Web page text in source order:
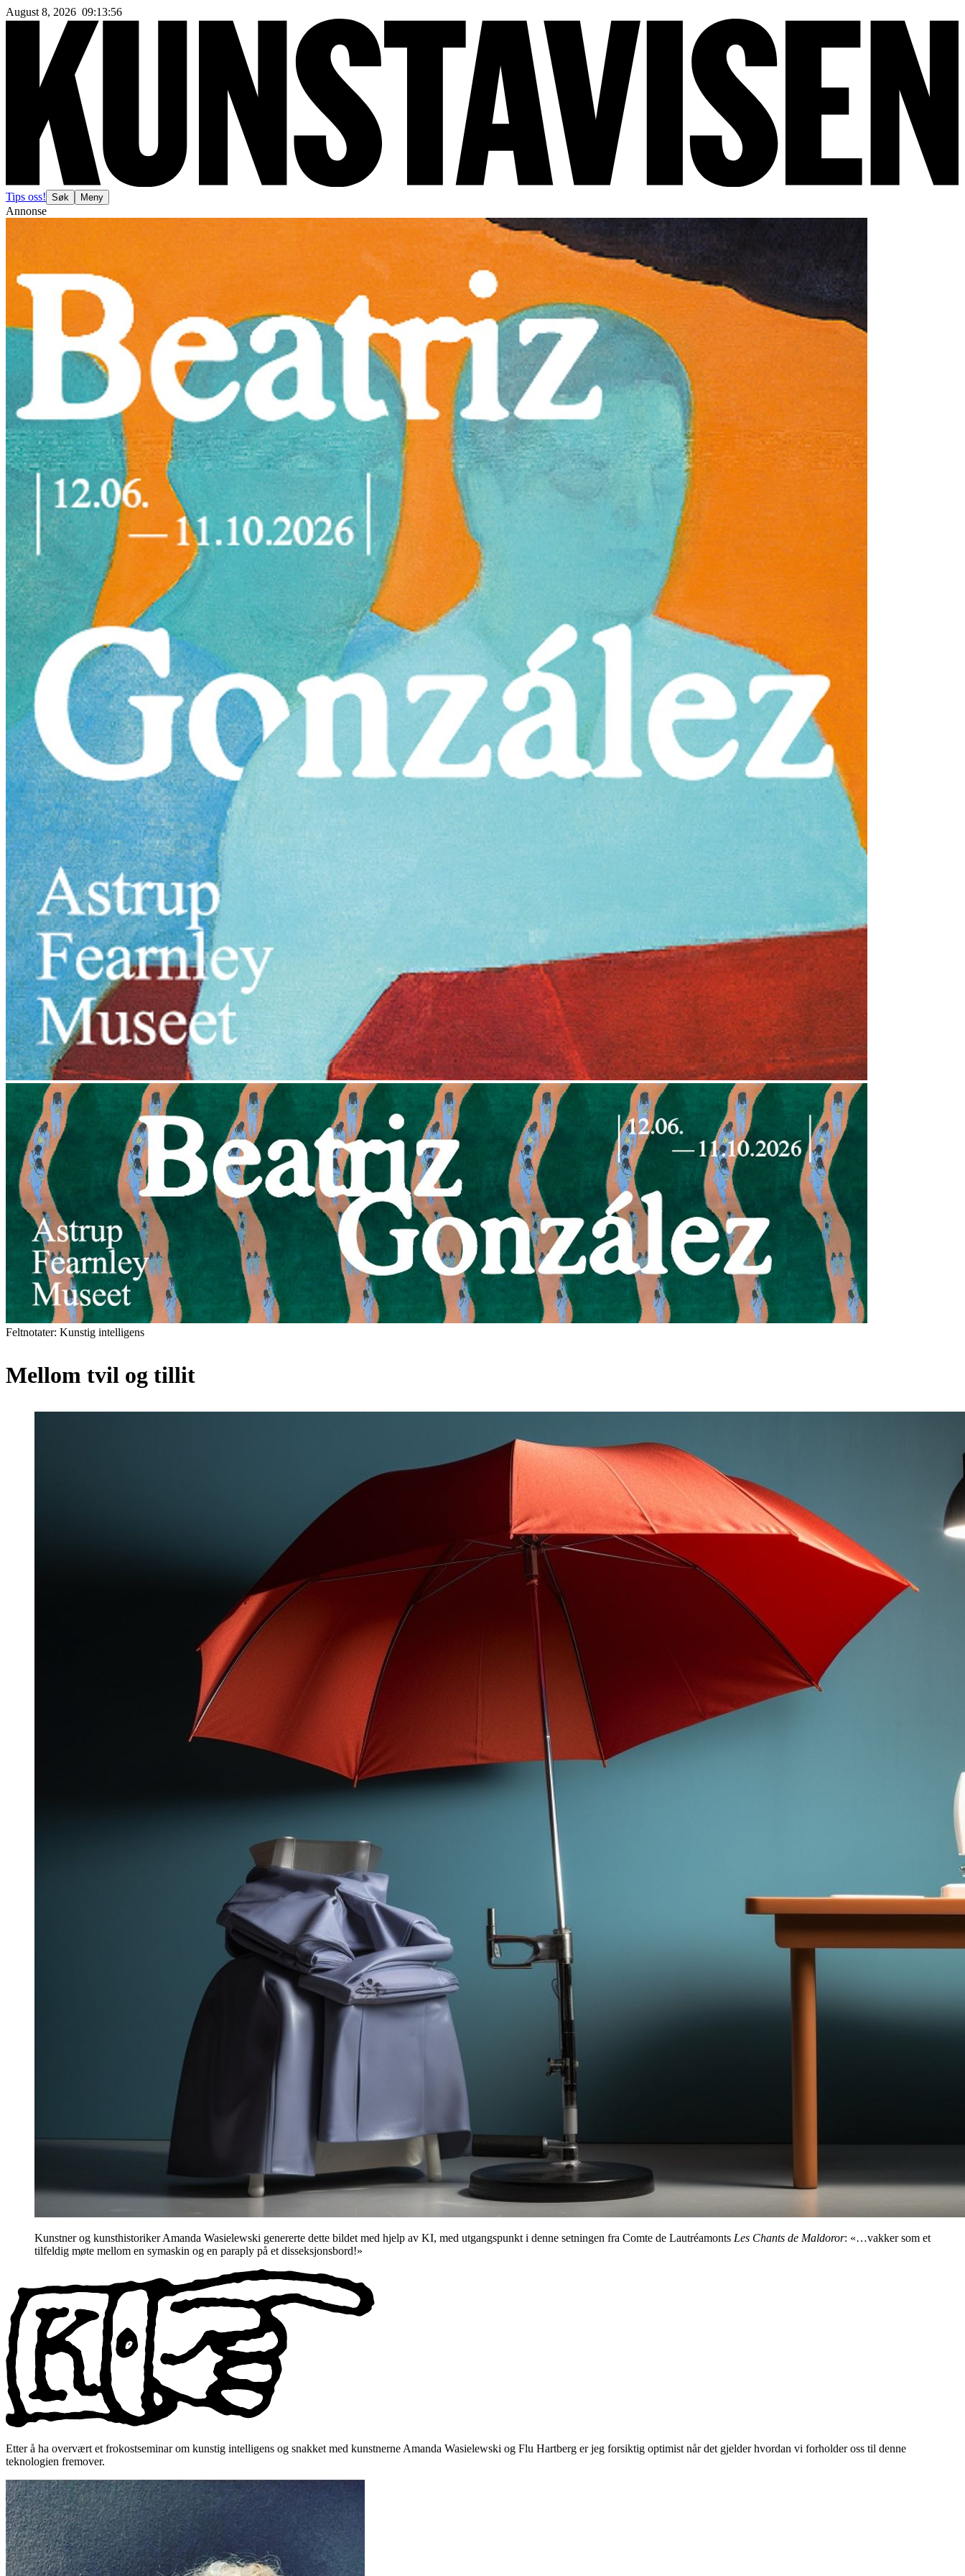
August 8, 2026 09:13:58
Tips oss! Søk Meny
Annonse
Feltnotater: Kunstig intelligens
Mellom tvil og tillit
Kunstner og kunsthistoriker Amanda Wasielewski genererte dette bildet med hjelp av KI, med utgangspunkt i denne setningen fra Comte de Lautréamonts Les Chants de Maldoror: «…vakker som et
tilfeldig møte mellom en symaskin og en paraply på et disseksjonsbord!»
Etter å ha overvært et frokostseminar om kunstig intelligens og snakket med kunstnerne Amanda Wasielewski og Flu Hartberg er jeg forsiktig optimist når det gjelder hvordan vi forholder oss til denne
teknologien fremover.